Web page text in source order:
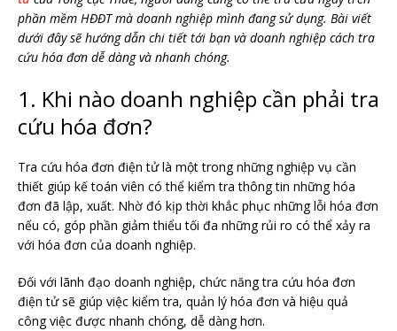
phần mềm HĐĐT mà doanh nghiệp mình đang sử dụng. Bài viết
dưới đây sẽ hướng dẫn chi tiết tới bạn và doanh nghiệp cách tra
cứu hóa đơn dễ dàng và nhanh chóng.
1. Khi nào doanh nghiệp cần phải tra
cứu hóa đơn?
Tra cứu hóa đơn điện tử là một trong những nghiệp vụ cần
thiết giúp kế toán viên có thể kiểm tra thông tin những hóa
đơn đã lập, xuất. Nhờ đó kịp thời khắc phục những lỗi hóa đơn
nếu có, góp phần giảm thiểu tối đa những rủi ro có thể xảy ra
với hóa đơn của doanh nghiệp.
Đối với lãnh đạo doanh nghiệp, chức năng tra cứu hóa đơn
điện tử sẽ giúp việc kiểm tra, quản lý hóa đơn và hiệu quả
công việc được nhanh chóng, dễ dàng hơn.